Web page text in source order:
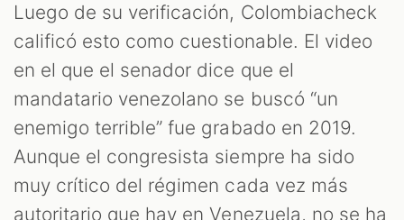
Luego de su verificación, Colombiacheck
calificó esto como cuestionable. El video
en el que el senador dice que el
mandatario venezolano se buscó “un
enemigo terrible” fue grabado en 2019.
Aunque el congresista siempre ha sido
muy crítico del régimen cada vez más
autoritario que hay en Venezuela, no se ha